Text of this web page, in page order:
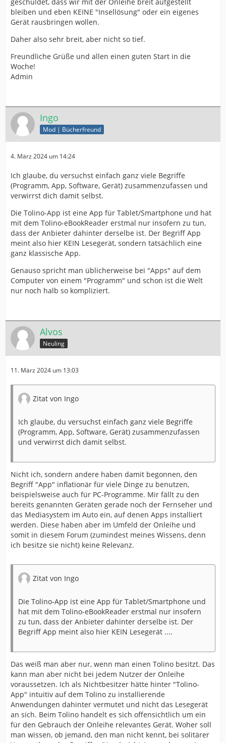
bleiben und eben KEINE "Insellösung" oder ein eigenes
Gerät rausbringen wollen.
Daher also sehr breit, aber nicht so tief.
Freundliche Grüße und allen einen guten Start in die
Woche!
Admin
Ingo
Mod | Bücherfreund
4. März 2024 um 14:24
Ich glaube, du versuchst einfach ganz viele Begriffe
(Programm, App, Software, Gerät) zusammenzufassen und
verwirrst dich damit selbst.
Die Tolino-App ist eine App für Tablet/Smartphone und hat
mit dem Tolino-eBookReader erstmal nur insofern zu tun,
dass der Anbieter dahinter derselbe ist. Der Begriff App
meint also hier KEIN Lesegerät, sondern tatsächlich eine
ganz klassische App.
Genauso spricht man üblicherweise bei "Apps" auf dem
Computer von einem "Programm" und schon ist die Welt
nur noch halb so kompliziert.
Alvos
Neuling
11. März 2024 um 13:03
Zitat von Ingo
Ich glaube, du versuchst einfach ganz viele Begriffe
(Programm, App, Software, Gerät) zusammenzufassen
und verwirrst dich damit selbst.
Nicht ich, sondern andere haben damit begonnen, den
Begriff "App" inflationär für viele Dinge zu benutzen,
beispielsweise auch für PC-Programme. Mir fällt zu den
bereits genannten Geräten gerade noch der Fernseher und
das Mediasystem im Auto ein, auf denen Apps installiert
werden. Diese haben aber im Umfeld der Onleihe und
somit in diesem Forum (zumindest meines Wissens, denn
ich besitze sie nicht) keine Relevanz.
Zitat von Ingo
Die Tolino-App ist eine App für Tablet/Smartphone und
hat mit dem Tolino-eBookReader erstmal nur insofern
zu tun, dass der Anbieter dahinter derselbe ist. Der
Begriff App meint also hier KEIN Lesegerät ....
Das weiß man aber nur, wenn man einen Tolino besitzt. Das
kann man aber nicht bei jedem Nutzer der Onleihe
voraussetzen. Ich als Nichtbesitzer hätte hinter "Tolino-
App" intuitiv auf dem Tolino zu installierende
Anwendungen dahinter vermutet und nicht das Lesegerät
an sich. Beim Tolino handelt es sich offensichtlich um ein
für den Gebrauch der Onleihe relevantes Gerät. Woher soll
man wissen, ob jemand, den man nicht kennt, bei solitärer